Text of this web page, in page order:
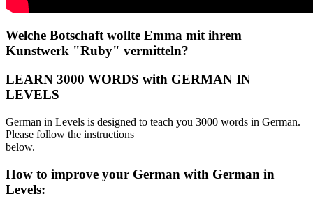
Welche Botschaft wollte Emma mit ihrem
Kunstwerk "Ruby" vermitteln?
LEARN 3000 WORDS with GERMAN IN
LEVELS
German in Levels is designed to teach you 3000 words in German.
Please follow the instructions
below.
How to improve your German with German in
Levels: